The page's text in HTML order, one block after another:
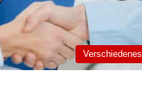
Verschiedenes